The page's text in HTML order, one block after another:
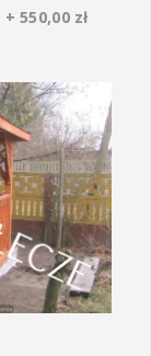
+ 550,00 zł